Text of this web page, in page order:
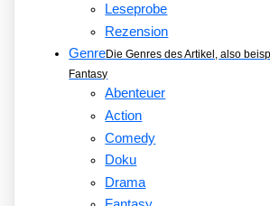
Leseprobe
Rezension
GenreDie Genres des Artikel, also
Fantasy
Abenteuer
Action
Comedy
Doku
Drama